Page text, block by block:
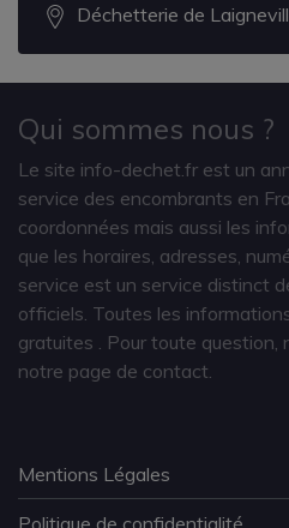
Déchetterie de
Qui sommes nous ?
Le site info-dechet.fr est un
service des encombrants en
coordonnées mais aussi les
que les horaires, adresses,
service est un service distinct
officiels. Toutes les
gratuites
. Pour toute
notre page de contact.
Mentions Légales
Politique de confidentialité